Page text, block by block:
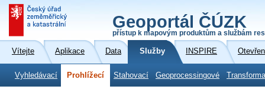
Geoportál ČÚZK
přístup k mapovým produktům a službám
Vítejte Aplikace Data Služby INSPIRE
Vyhledávací Prohlížecí Stahovací Geoprocessingové